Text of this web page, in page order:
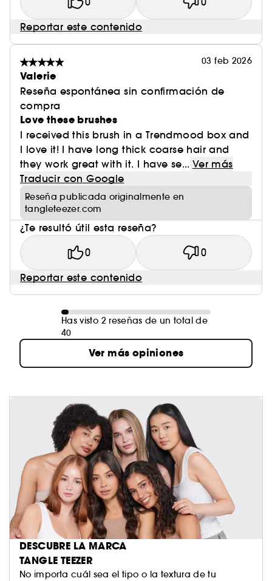
Reportar este contenido
03 feb 2026
Valerie
Reseña espontánea sin confirmación de
compra
Love these brushes
I received this brush in a Trendmood box and
I love it! I have long thick coarse hair and
they work great with it. I have se... Ver más
Traducir con Google
Reseña publicada originalmente en
tangleteezer.com
¿Te resultó útil esta reseña?
0 0
Reportar este contenido
Has visto 2 reseñas de un total de
40
Ver más opiniones
DESCUBRE LA MARCA
TANGLE TEEZER
No importa cuál sea el tipo o la textura de tu